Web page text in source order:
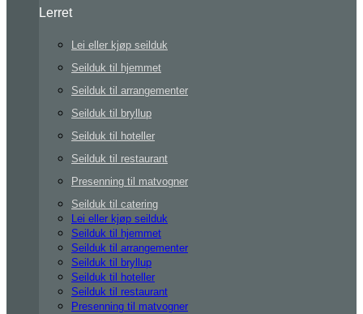
Lerret
Lei eller kjøp seilduk
Seilduk til hjemmet
Seilduk til arrangementer
Seilduk til bryllup
Seilduk til hoteller
Seilduk til restaurant
Presenning til matvogner
Seilduk til catering
Lei eller kjøp seilduk
Seilduk til hjemmet
Seilduk til arrangementer
Seilduk til bryllup
Seilduk til hoteller
Seilduk til restaurant
Presenning til matvogner